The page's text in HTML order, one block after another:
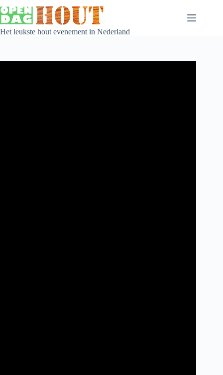
Het leukste hout evenement in Nederland